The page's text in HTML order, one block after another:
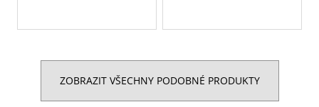
ZOBRAZIT VŠECHNY PODOBNÉ PRODUKTY